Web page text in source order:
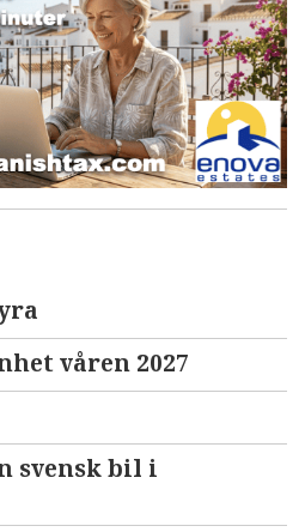
våren 2027
svensk bil i